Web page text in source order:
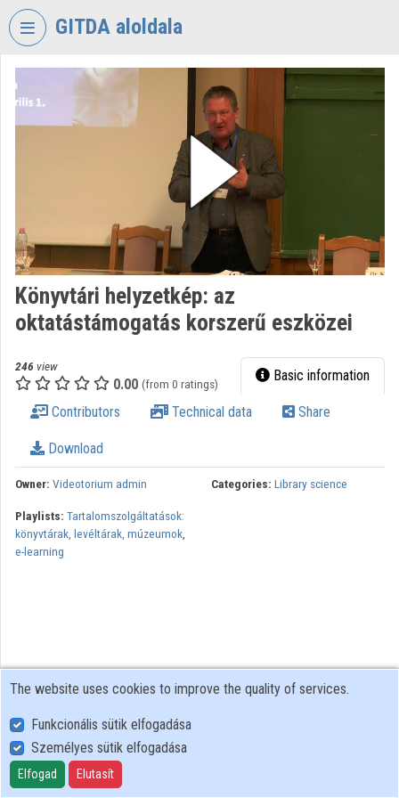
Skip header
GITDA aloldala
VIDEO TORIUM
GOVERNMENTAL
Organization home
Organization discovery
Categories
Könyvtári helyzetkép: az
oktatástámogatás korszerű eszközei
246 view
0.00 (from 0 ratings) Basic information
Contributors Technical data Share
Download
Owner: Videotorium admin Categories: Library science
Playlists: Tartalomszolgáltatások:
könyvtárak, levéltárak, múzeumok,
e-learning
User Policy
Adatkezelési tájékoztató (en)
Cookie Policy
The website uses cookies to improve the quality of services.
Funkcionális sütik elfogadása
Személyes sütik elfogadása
Elfogad Elutasít